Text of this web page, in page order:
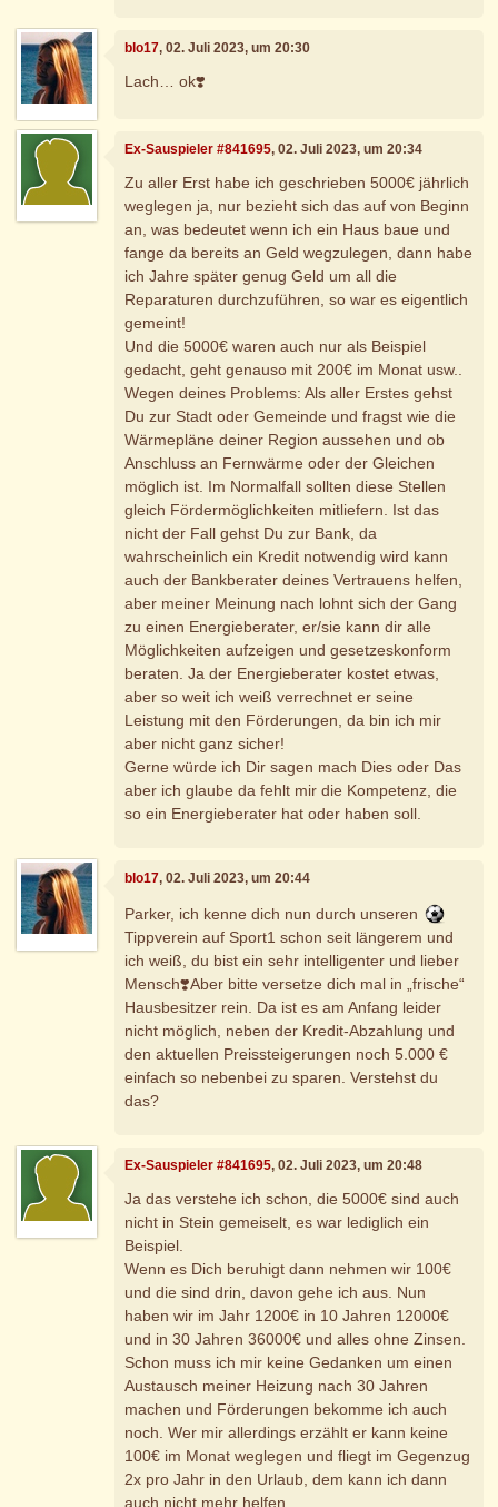
blo17, 02. Juli 2023, um 20:30
Lach… ok❣️
Ex-Sauspieler #841695, 02. Juli 2023, um 20:34
Zu aller Erst habe ich geschrieben 5000€ jährlich
weglegen ja, nur bezieht sich das auf von Beginn
an, was bedeutet wenn ich ein Haus baue und
fange da bereits an Geld wegzulegen, dann habe
ich Jahre später genug Geld um all die
Reparaturen durchzuführen, so war es eigentlich
gemeint!
Und die 5000€ waren auch nur als Beispiel
gedacht, geht genauso mit 200€ im Monat usw..
Wegen deines Problems: Als aller Erstes gehst
Du zur Stadt oder Gemeinde und fragst wie die
Wärmepläne deiner Region aussehen und ob
Anschluss an Fernwärme oder der Gleichen
möglich ist. Im Normalfall sollten diese Stellen
gleich Fördermöglichkeiten mitliefern. Ist das
nicht der Fall gehst Du zur Bank, da
wahrscheinlich ein Kredit notwendig wird kann
auch der Bankberater deines Vertrauens helfen,
aber meiner Meinung nach lohnt sich der Gang
zu einen Energieberater, er/sie kann dir alle
Möglichkeiten aufzeigen und gesetzeskonform
beraten. Ja der Energieberater kostet etwas,
aber so weit ich weiß verrechnet er seine
Leistung mit den Förderungen, da bin ich mir
aber nicht ganz sicher!
Gerne würde ich Dir sagen mach Dies oder Das
aber ich glaube da fehlt mir die Kompetenz, die
so ein Energieberater hat oder haben soll.
blo17, 02. Juli 2023, um 20:44
Parker, ich kenne dich nun durch unseren
Tippverein auf Sport1 schon seit längerem und
ich weiß, du bist ein sehr intelligenter und lieber
Mensch❣️Aber bitte versetze dich mal in „frische“
Hausbesitzer rein. Da ist es am Anfang leider
nicht möglich, neben der Kredit-Abzahlung und
den aktuellen Preissteigerungen noch 5.000 €
einfach so nebenbei zu sparen. Verstehst du
das?
Ex-Sauspieler #841695, 02. Juli 2023, um 20:48
Ja das verstehe ich schon, die 5000€ sind auch
nicht in Stein gemeiselt, es war lediglich ein
Beispiel.
Wenn es Dich beruhigt dann nehmen wir 100€
und die sind drin, davon gehe ich aus. Nun
haben wir im Jahr 1200€ in 10 Jahren 12000€
und in 30 Jahren 36000€ und alles ohne Zinsen.
Schon muss ich mir keine Gedanken um einen
Austausch meiner Heizung nach 30 Jahren
machen und Förderungen bekomme ich auch
noch. Wer mir allerdings erzählt er kann keine
100€ im Monat weglegen und fliegt im Gegenzug
2x pro Jahr in den Urlaub, dem kann ich dann
auch nicht mehr helfen.